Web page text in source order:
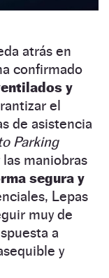
atrás en
confirmado
y
el
de asistencia
Parking
maniobras
segura y
Lepas
muy de
a
y